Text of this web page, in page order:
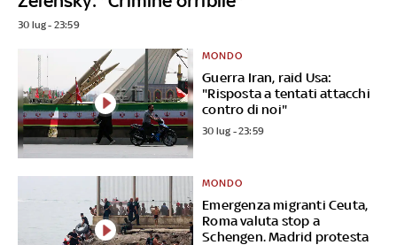
30 lug - 23:59
Guerra Iran, raid Usa:
"Risposta a tentati attacchi
contro di noi"
MONDO
30 lug - 23:59
Emergenza migranti Ceuta,
Roma valuta stop a
Schengen. Madrid protesta
MONDO